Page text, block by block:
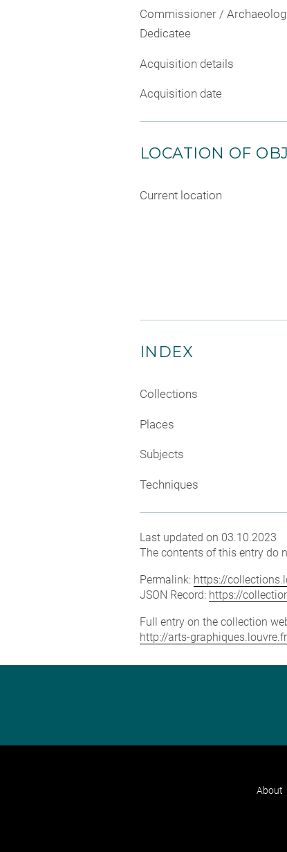
Commissioner /
Dedicatee
Acquisition details
Acquisition date
LOCATION OF
Current location
INDEX
Collections
Places
Subjects
Techniques
Last updated on 03.10.2023
The contents of this entry do
Permalink: https://
JSON Record: https://
Full entry on the collection
http://arts-
About